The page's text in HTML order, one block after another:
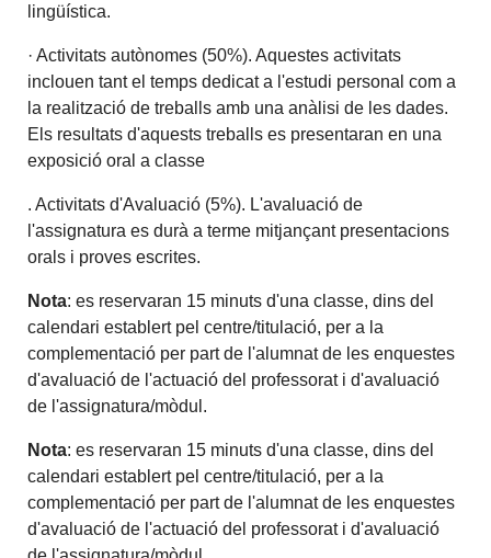
lingüística.
· Activitats autònomes (50%). Aquestes activitats
inclouen tant el temps dedicat a l'estudi personal com a
la realització de treballs amb una anàlisi de les dades.
Els resultats d'aquests treballs es presentaran en una
exposició oral a classe
. Activitats d'Avaluació (5%). L'avaluació de
l'assignatura es durà a terme mitjançant presentacions
orals i proves escrites.
Nota: es reservaran 15 minuts d'una classe, dins del
calendari establert pel centre/titulació, per a la
complementació per part de l'alumnat de les enquestes
d'avaluació de l'actuació del professorat i d'avaluació
de l'assignatura/mòdul.
Nota: es reservaran 15 minuts d'una classe, dins del
calendari establert pel centre/titulació, per a la
complementació per part de l'alumnat de les enquestes
d'avaluació de l'actuació del professorat i d'avaluació